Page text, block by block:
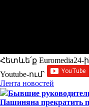
Հետևե՛ք Euromedia24-
Youtube-ում`
Лента новостей
Бывшие
Пашиняна прекратить